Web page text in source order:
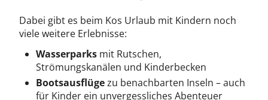
Dabei gibt es beim Kos Urlaub mit Kindern noch
viele weitere Erlebnisse:
Wasserparks mit Rutschen,
Strömungskanälen und Kinderbecken
Bootsausflügezu benachbarten Inseln – auch
für Kinder ein unvergessliches Abenteuer